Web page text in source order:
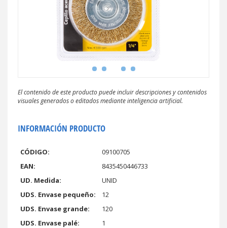
El contenido de este producto puede incluir descripciones y contenidos
visuales generados o editados mediante inteligencia artificial.
INFORMACIÓN PRODUCTO
CÓDIGO:
09100705
EAN:
8435450446733
UD. Medida:
UNID
UDS. Envase pequeño:
12
UDS. Envase grande:
120
UDS. Envase palé:
1